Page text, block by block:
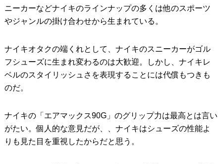
ニーカーなどナイキのラインナップの多くは他のスポーツ
やジャンルの掛け合わせから生まれている。
ナイキオタクの端くれとして、ナイキのスニーカーがゴル
フシューズに生まれ変わるのは大歓迎。しかし、ナイキレ
ベルのスタイリッシュさを表現することには代償もつきも
のだ。
ナイキの「エアマックス90G」のグリップ力は最高とは言い
がたい。個人的な意見だが、、ナイキはシューズの性能よ
りも見た目を重視したからだと思う。